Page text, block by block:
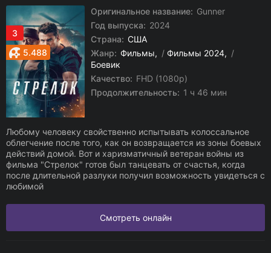
3
5.488
Оригинальное название: Gunner
Год выпуска: 2024
Страна: США
Жанр: Фильмы / Фильмы 2024
/
Боевик
Качество: FHD (1080p)
Продолжительность: 1 ч 46 мин
Любому человеку свойственно испытывать колоссальное
облегчение после того, как он возвращается из зоны боевых
действий домой. Вот и харизматичный ветеран войны из
фильма "Стрелок" готов был танцевать от счастья, когда
после длительной разлуки получил возможность увидеться с
любимой
Смотреть онлайн